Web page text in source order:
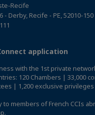
Recife
- Derby, Recife - PE, 52010-150
application
with the 1st private
120 Chambers | 33,000
| 1,200 exclusive privileges
members of French CCIs
.